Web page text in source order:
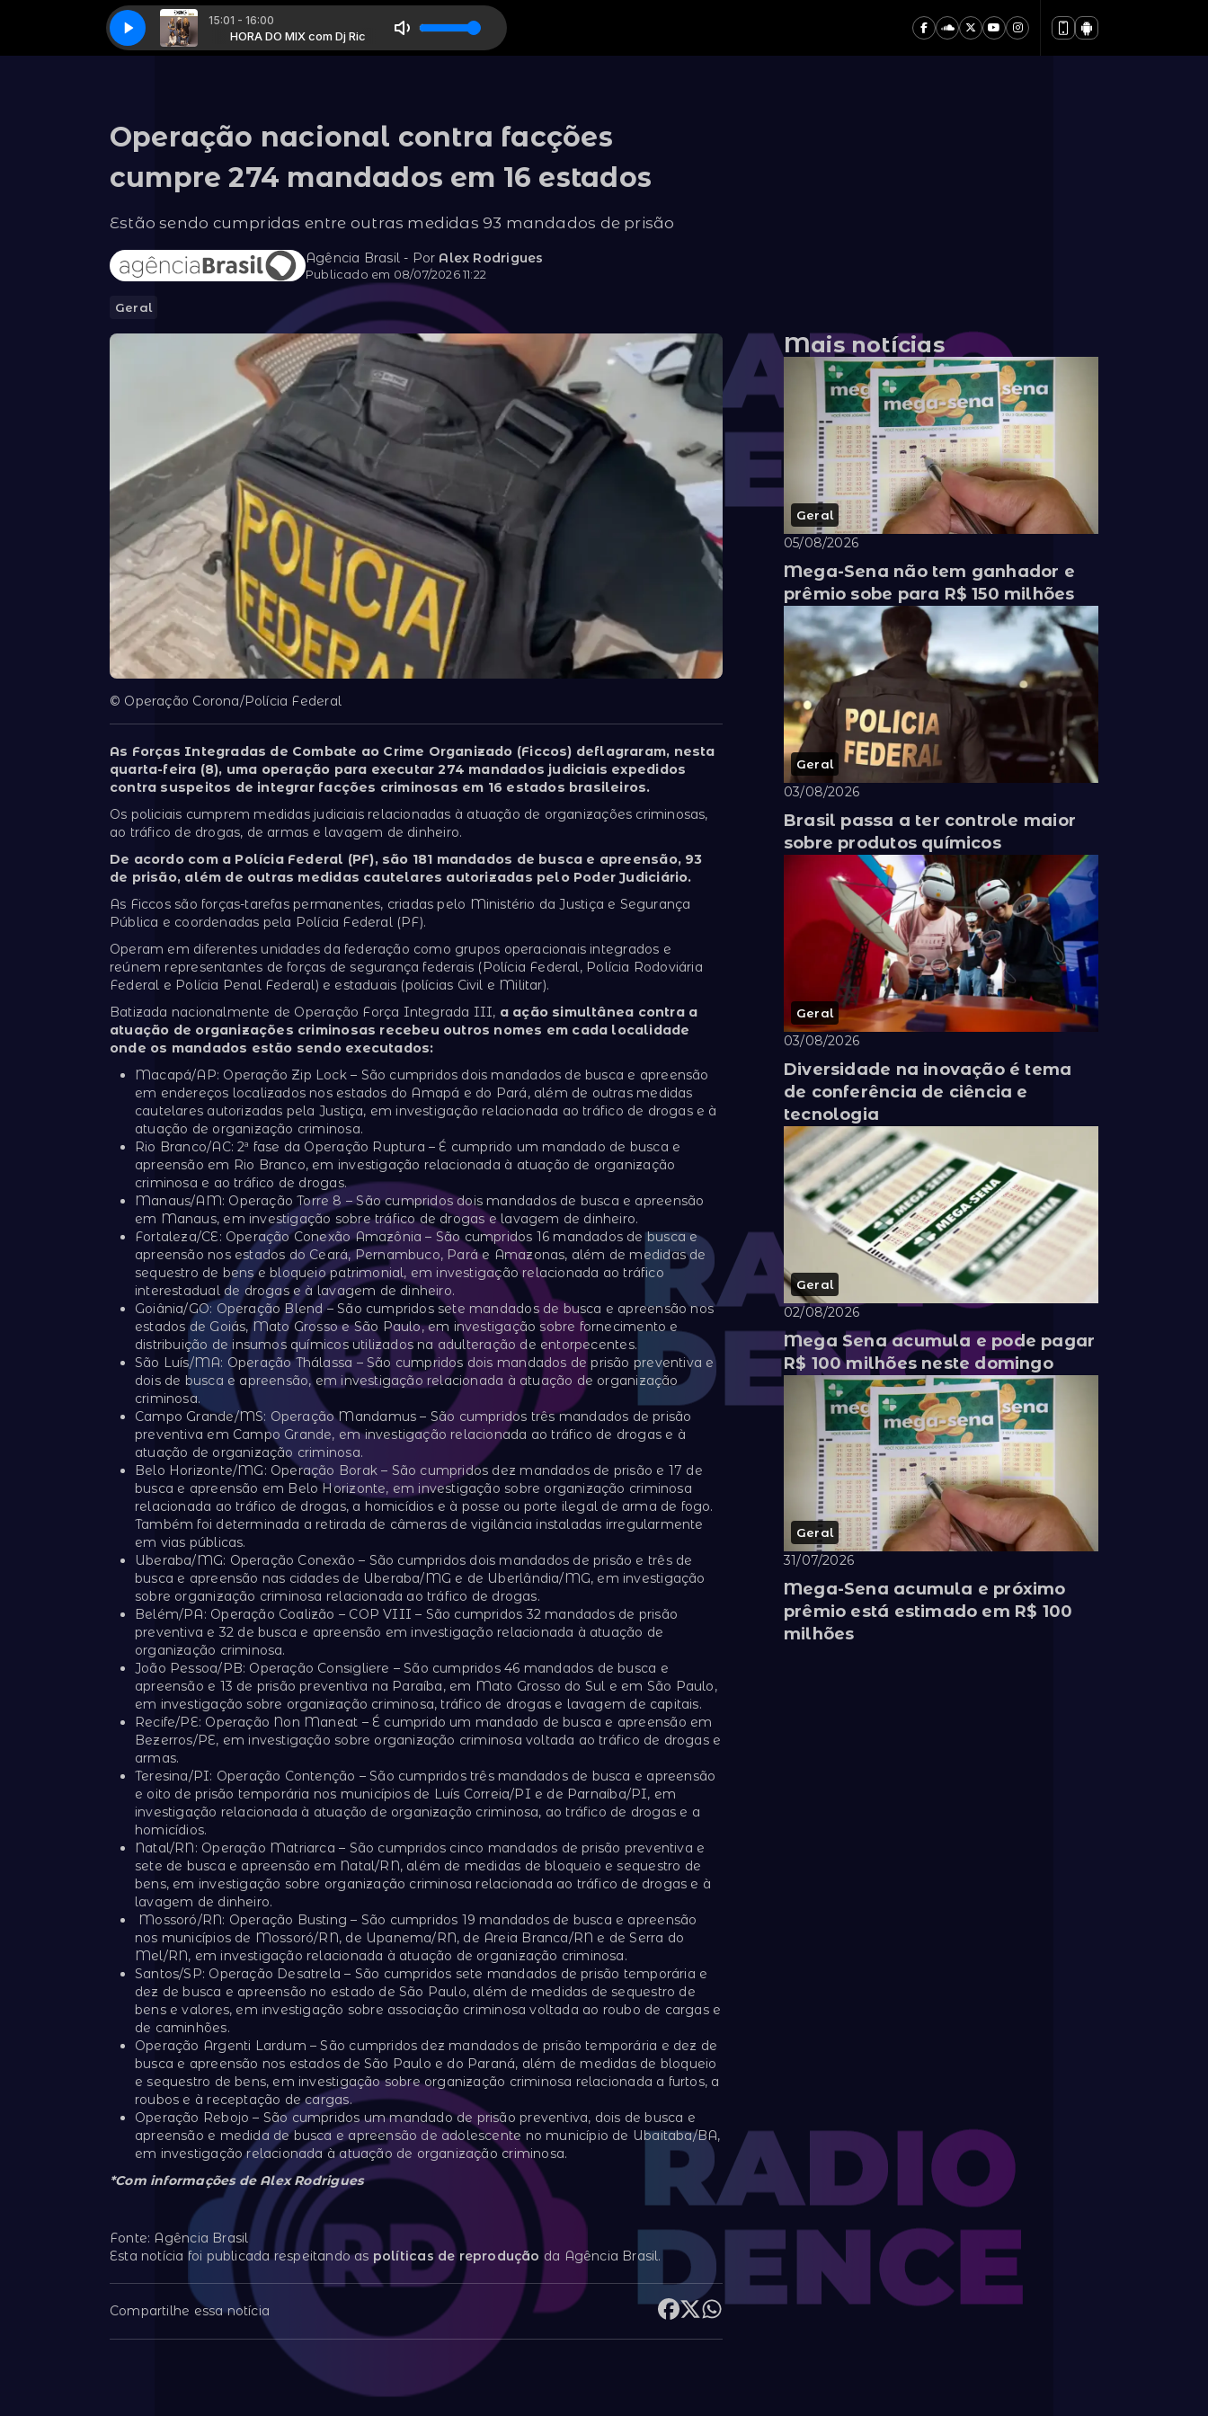
15:01 - 16:00
HORA DO MIX com Dj Ric HORA DO MIX com Dj Ric
0788 - Tesla - Love Song 0788 - Tesla - Love Song
Programação Normal com Dj Ric Programação Normal com Dj Ric
Operação nacional contra facções
cumpre 274 mandados em 16 estados
Estão sendo cumpridas entre outras medidas 93 mandados de prisão
Agência Brasil - Por Alex Rodrigues
Publicado em 08/07/2026 11:22
Geral
© Operação Corona/Polícia Federal
As Forças Integradas de Combate ao Crime Organizado (Ficcos) deflagraram, nesta
quarta-feira (8), uma operação para executar 274 mandados judiciais expedidos
contra suspeitos de integrar facções criminosas em 16 estados brasileiros.
Os policiais cumprem medidas judiciais relacionadas à atuação de organizações criminosas,
ao tráfico de drogas, de armas e lavagem de dinheiro.
De acordo com a Polícia Federal (PF), são 181 mandados de busca e apreensão, 93
de prisão, além de outras medidas cautelares autorizadas pelo Poder Judiciário.
As Ficcos são forças-tarefas permanentes, criadas pelo Ministério da Justiça e Segurança
Pública e coordenadas pela Polícia Federal (PF).
Operam em diferentes unidades da federação como grupos operacionais integrados e
reúnem representantes de forças de segurança federais (Polícia Federal, Polícia Rodoviária
Federal e Polícia Penal Federal) e estaduais (polícias Civil e Militar).
Batizada nacionalmente de Operação Força Integrada III, a ação simultânea contra a
atuação de organizações criminosas recebeu outros nomes em cada localidade
onde os mandados estão sendo executados:
Macapá/AP: Operação Zip Lock – São cumpridos dois mandados de busca e apreensão
em endereços localizados nos estados do Amapá e do Pará, além de outras medidas
cautelares autorizadas pela Justiça, em investigação relacionada ao tráfico de drogas e à
atuação de organização criminosa.
Rio Branco/AC: 2ª fase da Operação Ruptura – É cumprido um mandado de busca e
apreensão em Rio Branco, em investigação relacionada à atuação de organização
criminosa e ao tráfico de drogas.
Manaus/AM: Operação Torre 8 – São cumpridos dois mandados de busca e apreensão
em Manaus, em investigação sobre tráfico de drogas e lavagem de dinheiro.
Fortaleza/CE: Operação Conexão Amazônia – São cumpridos 16 mandados de busca e
apreensão nos estados do Ceará, Pernambuco, Pará e Amazonas, além de medidas de
sequestro de bens e bloqueio patrimonial, em investigação relacionada ao tráfico
interestadual de drogas e à lavagem de dinheiro.
Goiânia/GO: Operação Blend – São cumpridos sete mandados de busca e apreensão nos
estados de Goiás, Mato Grosso e São Paulo, em investigação sobre fornecimento e
distribuição de insumos químicos utilizados na adulteração de entorpecentes.
São Luís/MA: Operação Thálassa – São cumpridos dois mandados de prisão preventiva e
dois de busca e apreensão, em investigação relacionada à atuação de organização
criminosa.
Campo Grande/MS: Operação Mandamus – São cumpridos três mandados de prisão
preventiva em Campo Grande, em investigação relacionada ao tráfico de drogas e à
atuação de organização criminosa.
Belo Horizonte/MG: Operação Borak – São cumpridos dez mandados de prisão e 17 de
busca e apreensão em Belo Horizonte, em investigação sobre organização criminosa
relacionada ao tráfico de drogas, a homicídios e à posse ou porte ilegal de arma de fogo.
Também foi determinada a retirada de câmeras de vigilância instaladas irregularmente
em vias públicas.
Uberaba/MG: Operação Conexão – São cumpridos dois mandados de prisão e três de
busca e apreensão nas cidades de Uberaba/MG e de Uberlândia/MG, em investigação
sobre organização criminosa relacionada ao tráfico de drogas.
Belém/PA: Operação Coalizão – COP VIII – São cumpridos 32 mandados de prisão
preventiva e 32 de busca e apreensão em investigação relacionada à atuação de
organização criminosa.
João Pessoa/PB: Operação Consigliere – São cumpridos 46 mandados de busca e
apreensão e 13 de prisão preventiva na Paraíba, em Mato Grosso do Sul e em São Paulo,
em investigação sobre organização criminosa, tráfico de drogas e lavagem de capitais.
Recife/PE: Operação Non Maneat – É cumprido um mandado de busca e apreensão em
Bezerros/PE, em investigação sobre organização criminosa voltada ao tráfico de drogas e
armas.
Teresina/PI: Operação Contenção – São cumpridos três mandados de busca e apreensão
e oito de prisão temporária nos municípios de Luís Correia/PI e de Parnaíba/PI, em
investigação relacionada à atuação de organização criminosa, ao tráfico de drogas e a
homicídios.
Natal/RN: Operação Matriarca – São cumpridos cinco mandados de prisão preventiva e
sete de busca e apreensão em Natal/RN, além de medidas de bloqueio e sequestro de
bens, em investigação sobre organização criminosa relacionada ao tráfico de drogas e à
lavagem de dinheiro.
Mossoró/RN: Operação Busting – São cumpridos 19 mandados de busca e apreensão
nos municípios de Mossoró/RN, de Upanema/RN, de Areia Branca/RN e de Serra do
Mel/RN, em investigação relacionada à atuação de organização criminosa.
Santos/SP: Operação Desatrela – São cumpridos sete mandados de prisão temporária e
dez de busca e apreensão no estado de São Paulo, além de medidas de sequestro de
bens e valores, em investigação sobre associação criminosa voltada ao roubo de cargas e
de caminhões.
Operação Argenti Lardum – São cumpridos dez mandados de prisão temporária e dez de
busca e apreensão nos estados de São Paulo e do Paraná, além de medidas de bloqueio
e sequestro de bens, em investigação sobre organização criminosa relacionada a furtos, a
roubos e à receptação de cargas.
Operação Rebojo – São cumpridos um mandado de prisão preventiva, dois de busca e
apreensão e medida de busca e apreensão de adolescente no município de Ubaitaba/BA,
em investigação relacionada à atuação de organização criminosa.
*Com informações de Alex Rodrigues
Fonte: Agência Brasil
Esta notícia foi publicada respeitando as políticas de reprodução da Agência Brasil.
Compartilhe essa notícia
Mais notícias
Geral
05/08/2026
Mega-Sena não tem ganhador e
prêmio sobe para R$ 150 milhões
Geral
03/08/2026
Brasil passa a ter controle maior
sobre produtos químicos
Geral
03/08/2026
Diversidade na inovação é tema
de conferência de ciência e
tecnologia
Geral
02/08/2026
Mega Sena acumula e pode pagar
R$ 100 milhões neste domingo
Geral
31/07/2026
Mega-Sena acumula e próximo
prêmio está estimado em R$ 100
milhões